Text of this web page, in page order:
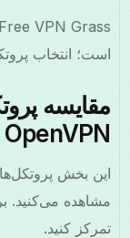
است؛ انتخاب
OpenVPN در برابر IKEv2
مشاهده می‌کنید.
تمرکز کنید.